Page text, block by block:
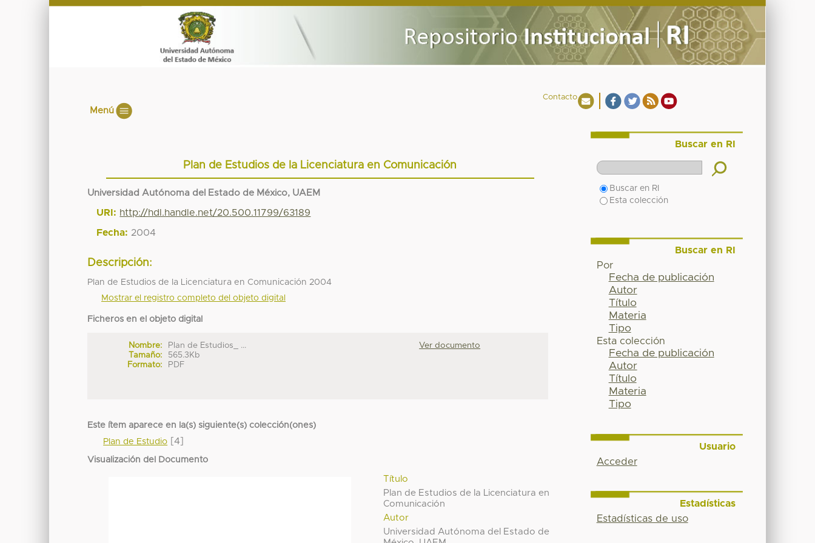
Contacto
Menú
Plan de Estudios de la Licenciatura en Comunicación
Universidad Autónoma del Estado de México, UAEM
URI: http://hdl.handle.net/20.500.11799/63189
Fecha: 2004
Descripción:
Plan de Estudios de la Licenciatura en Comunicación 2004
Mostrar el registro completo del objeto digital
Ficheros en el objeto digital
Nombre:
Plan de Estudios_ ...
Tamaño:
565.3Kb
Formato:
PDF
Ver documento
Este ítem aparece en la(s) siguiente(s) colección(ones)
Plan de Estudio [4]
Visualización del Documento
Título
Plan de Estudios de la Licenciatura en
Comunicación
Autor
Universidad Autónoma del Estado de
Buscar en RI
Buscar en RI
Esta colección
Buscar en RI
Por
Fecha de publicación
Autor
Título
Materia
Tipo
Esta colección
Fecha de publicación
Autor
Título
Materia
Tipo
Usuario
Acceder
Estadísticas
Estadísticas de uso